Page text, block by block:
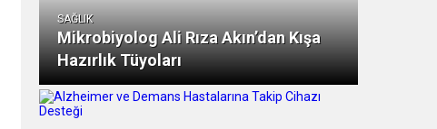
SAĞLIK
Mikrobiyolog Ali Rıza Akın’dan Kışa
Hazırlık Tüyoları